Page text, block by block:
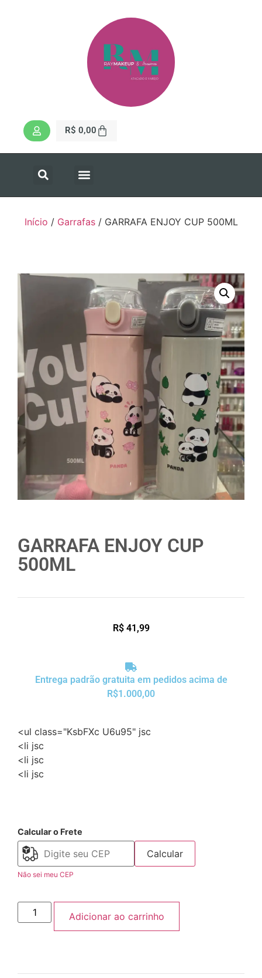
R$ 0,00
Início / Garrafas/ GARRAFA ENJOY CUP 500ML
GARRAFA ENJOY CUP
500ML
R$41,99
Entrega padrão gratuita em pedidos acima de
R$1.000,00
<ul class="KsbFXc U6u95" jsc
<li jsc
<li jsc
<li jsc
Calcular o Frete
Calcular
Não sei meu CEP
Adicionar ao carrinho